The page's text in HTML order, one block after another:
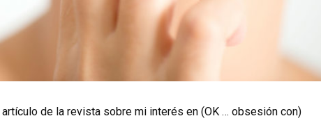
de la revista sobre mi interés en (OK … obsesión con)